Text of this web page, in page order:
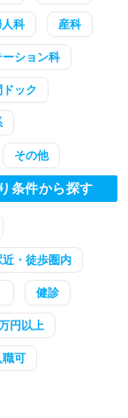
科 産科
ーション科
ック
その他
条件から探す
近・徒歩圏内
健診
円以上
可